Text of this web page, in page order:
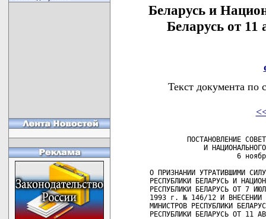
Беларусь и
Беларусь от 11
Текст документа по
ПОСТАНОВЛЕНИЕ
И
6
О ПРИЗНАНИИ УТРАТИВШИМИ
РЕСПУБЛИКИ БЕЛАРУСЬ И
РЕСПУБЛИКИ БЕЛАРУСЬ ОТ 7
1993 г. № 146/12 И ВНЕСЕНИИ
МИНИСТРОВ РЕСПУБЛИКИ
РЕСПУБЛИКИ БЕЛАРУСЬ ОТ 11